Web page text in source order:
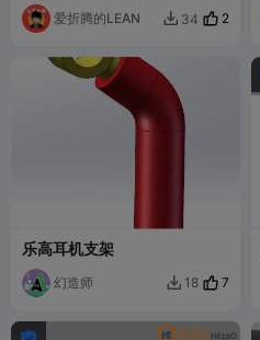
爱折腾的LEAN  34 2
乐高耳机支架
幻造师  18 7